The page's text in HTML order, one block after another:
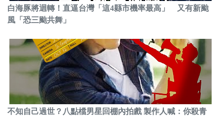
白海豚將迴轉！直逼台灣「這4縣市機率最高」 又有新颱
風「恐三颱共舞」
不知自己過世？八點檔男星回棚內拍戲 製作人喊：你殺青